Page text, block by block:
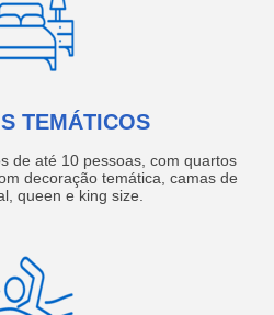
TEMÁTICOS
de até 10 pessoas, com quartos
decoração temática, camas de
queen e king size.